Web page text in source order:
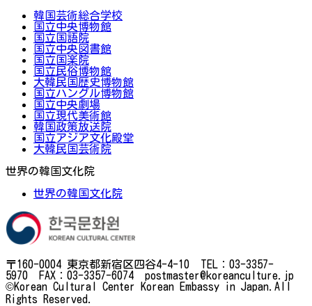
韓国芸術総合学校
国立中央博物館
国立国語院
国立中央図書館
国立国楽院
国立民俗博物館
大韓民国歴史博物館
国立ハングル博物館
国立中央劇場
国立現代美術館
韓国政策放送院
国立アジア文化殿堂
大韓民国芸術院
世界の韓国文化院
世界の韓国文化院
〒160-0004 東京都新宿区四谷4-4-10 TEL：03-3357-
5970 FAX：03-3357-6074 postmaster@koreanculture.jp
©Korean Cultural Center Korean Embassy in Japan.All
Rights Reserved.